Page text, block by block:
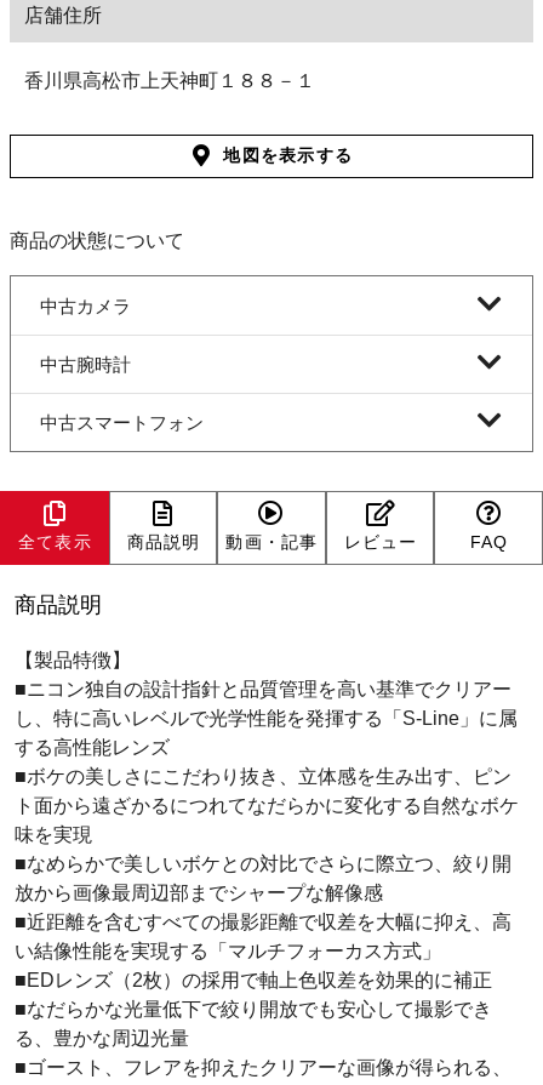
店舗住所
香川県高松市上天神町１８８－１
地図を表示する
商品の状態について
中古カメラ
中古腕時計
中古スマートフォン
全て表示 商品説明 動画・記事 レビュー FAQ
商品説明
【製品特徴】
■ニコン独自の設計指針と品質管理を高い基準でクリアー
し、特に高いレベルで光学性能を発揮する「S-Line」に属
する高性能レンズ
■ボケの美しさにこだわり抜き、立体感を生み出す、ピン
ト面から遠ざかるにつれてなだらかに変化する自然なボケ
味を実現
■なめらかで美しいボケとの対比でさらに際立つ、絞り開
放から画像最周辺部までシャープな解像感
■近距離を含むすべての撮影距離で収差を大幅に抑え、高
い結像性能を実現する「マルチフォーカス方式」
■EDレンズ（2枚）の採用で軸上色収差を効果的に補正
■なだらかな光量低下で絞り開放でも安心して撮影でき
る、豊かな周辺光量
■ゴースト、フレアを抑えたクリアーな画像が得られる、